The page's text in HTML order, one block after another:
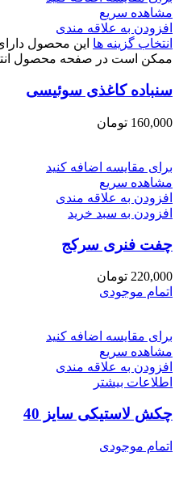
مشاهده سریع
افزودن به علاقه مندی
انتخاب گزینه ها این محصول
ممکن است در صفحه محصول
سنباده کاغذی سوئیسی
160,000 تومان
برای مقایسه اضافه کنید
مشاهده سریع
افزودن به علاقه مندی
افزودن به سبد خرید
چفت فنری سرکج
220,000 تومان
اتمام موجودی
برای مقایسه اضافه کنید
مشاهده سریع
افزودن به علاقه مندی
اطلاعات بیشتر
چکش لاستیکی سایز 40
اتمام موجودی